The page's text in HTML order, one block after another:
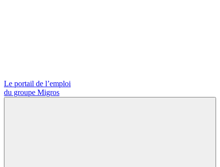
Le portail de l’emploi
du groupe Migros